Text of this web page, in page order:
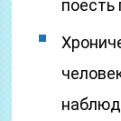
поесть